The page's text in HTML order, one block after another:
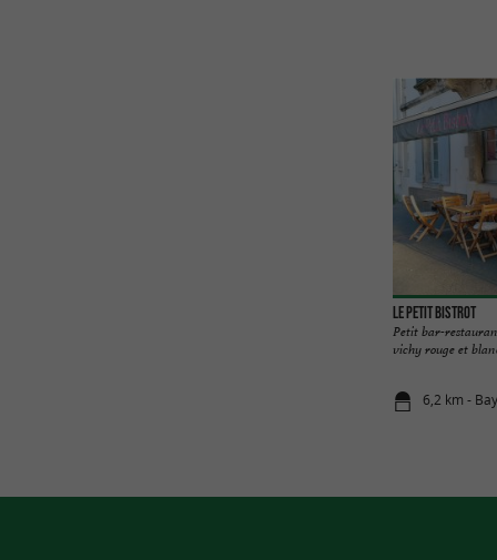
Le Petit Bistrot
Petit bar-
vichy rouge et
6,2 km -